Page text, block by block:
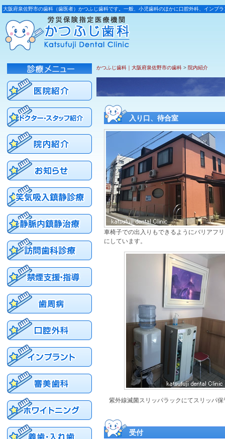
大阪府泉佐野市の歯科（歯医者）かつふじ歯科です。一般、小児歯科のほかに口腔外科、インプ
かつふじ歯科｜大阪府泉佐野市の歯科 > 院内紹介
入り口、待合室
車椅子での出入りもできるようにバリアフ
にしています。
紫外線滅菌スリッパラックにてスリッパ
受付